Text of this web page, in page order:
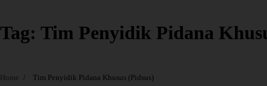
Tag: Tim Penyidik Pidana
Home Tim Penyidik Pidana Khusus (Pidsus)